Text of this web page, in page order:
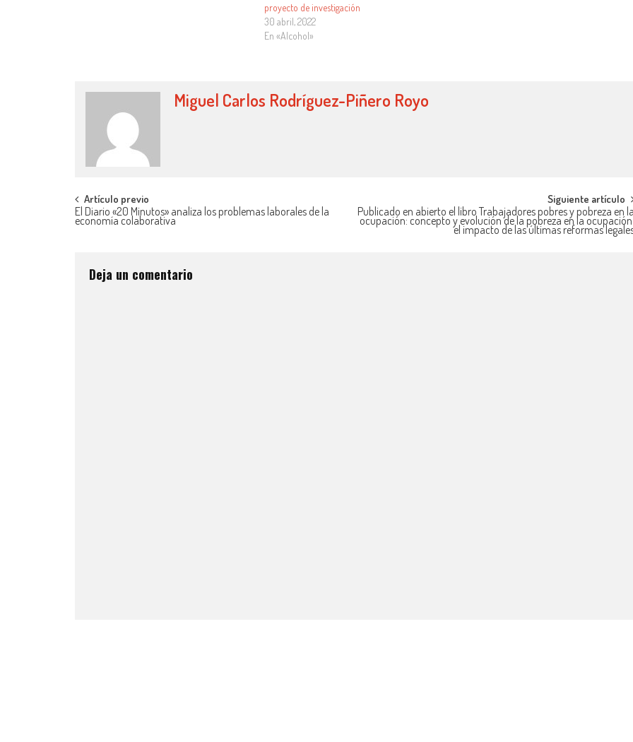
proyecto de investigación
30 abril, 2022
En «Alcohol»
Miguel Carlos Rodríguez-Piñero Royo
Artículo previo
El Diario «20 Minutos» analiza los problemas laborales de la
economía colaborativa
Siguiente artículo
Publicado en abierto el libro Trabajadores pobres y pobreza en
ocupación: concepto y evolución de la pobreza en la
el impacto de las últimas reformas
Deja un comentario